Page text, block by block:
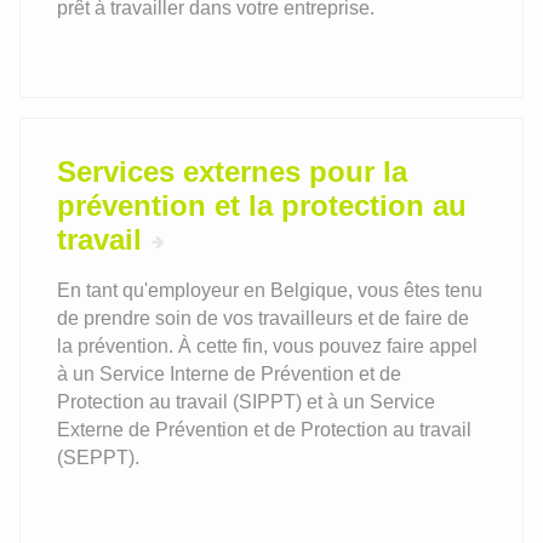
prêt à travailler dans votre entreprise.
Services externes pour la
prévention et la protection au
travail
En tant qu'employeur en Belgique, vous êtes tenu
de prendre soin de vos travailleurs et de faire de
la prévention. À cette fin, vous pouvez faire appel
à un Service Interne de Prévention et de
Protection au travail (SIPPT) et à un Service
Externe de Prévention et de Protection au travail
(SEPPT).